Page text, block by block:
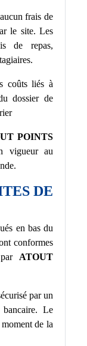
frais de
le site. Les
de repas,
coûts liés à
dossier de
POINTS
vigueur au
DE
en bas du
conformes
ATOUT
par un
Le
de la